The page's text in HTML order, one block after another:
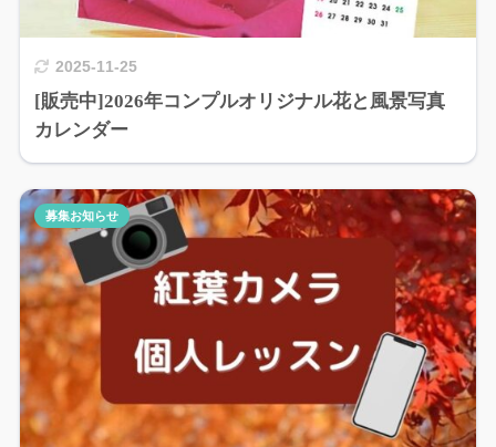
2025-11-25
[販売中]2026年コンプルオリジナル花と風景写真
カレンダー
募集お知らせ